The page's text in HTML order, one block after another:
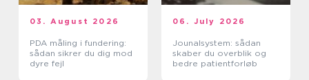
03. August 2026
PDA måling i fundering:
sådan sikrer du dig mod
dyre fejl
06. July 2026
Jounalsystem: sådan
skaber du overblik og
bedre patientforløb